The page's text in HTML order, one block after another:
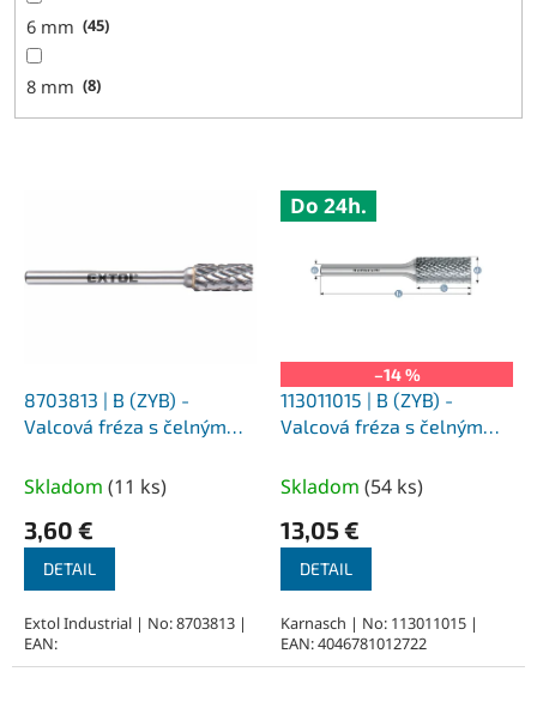
6 mm 45
8 mm 8
8703813 | B (ZYB) -
Valcová fréza s čelným
50 mm, nepovlakované
Skladom (11 ks)
3,60 €
DETAIL
Extol Industrial | No: 8703813 |
EAN:
Do 24h.
–14 %
113011015 | B (ZYB) -
Valcová fréza s čelným
38 mm, nepovlakované
Skladom (54 ks)
13,05 €
DETAIL
Karnasch | No: 113011015 |
EAN: 4046781012722